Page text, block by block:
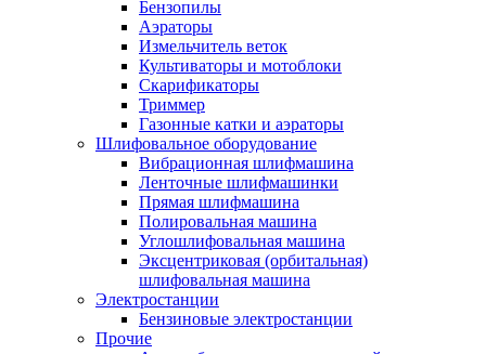
Бензопилы
Аэраторы
Измельчитель веток
Культиваторы и мотоблоки
Скарификаторы
Триммер
Газонные катки и аэраторы
Шлифовальное оборудование
Вибрационная шлифмашина
Ленточные шлифмашинки
Прямая шлифмашина
Полировальная машина
Углошлифовальная машина
Эксцентриковая (орбитальная)
шлифовальная машина
Электростанции
Бензиновые электростанции
Прочие